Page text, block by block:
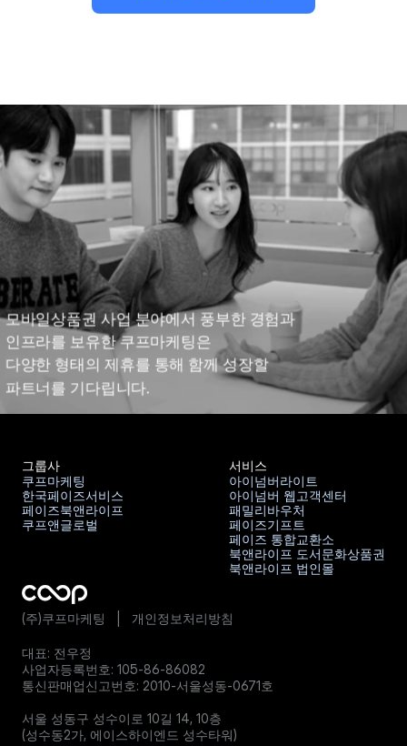
모바일상품권 사업 분야에서 풍부한 경험과
인프라를 보유한 쿠프마케팅은
다양한 형태의 제휴를 통해 함께 성장할
파트너를 기다립니다.
(주)쿠프마케팅   | 개인정보처리방침
대표: 전우정
사업자등록번호: 105-86-86082
통신판매업신고번호: 2010-서울성동-0671호
서울 성동구 성수이로 10길 14, 10층
(성수동2가, 에이스하이엔드 성수타워)
그룹사
쿠프마케팅
쿠프마케팅
한국페이즈서비스
한국페이즈서비스
페이즈북앤라이프
페이즈북앤라이프
쿠프앤글로벌
서비스
아이넘버라이트
아이넘버라이트
아이넘버 웹고객센터
아이넘버 웹고객센터
패밀리바우처
패밀리바우처
페이즈기프트
페이즈기프트
페이즈 통합교환소
페이즈 통합교환소
북앤라이프 도서문화상품권
북앤라이프 도서문화상품권
북앤라이프 법인몰